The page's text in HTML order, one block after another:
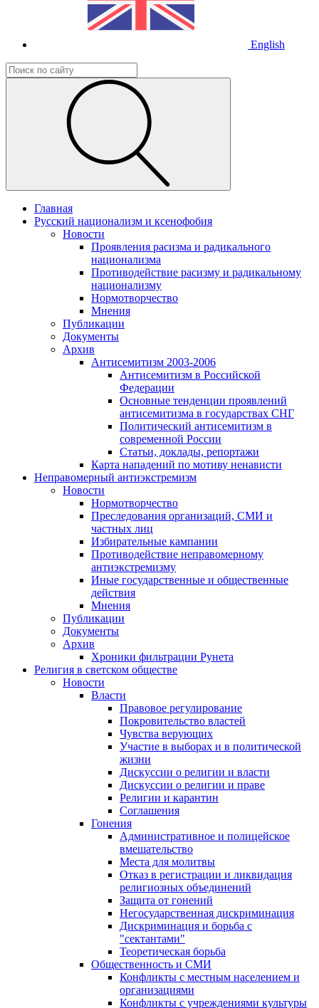
English
Главная
Русский национализм и ксенофобия
Новости
Проявления расизма и радикального
национализма
Противодействие расизму и радикальному
национализму
Нормотворчество
Мнения
Публикации
Документы
Архив
Антисемитизм 2003-2006
Антисемитизм в Российской
Федерации
Основные тенденции проявлений
антисемитизма в государствах СНГ
Политический антисемитизм в
современной России
Статьи, доклады, репортажи
Карта нападений по мотиву ненависти
Неправомерный антиэкстремизм
Новости
Нормотворчество
Преследования организаций, СМИ и
частных лиц
Избирательные кампании
Противодействие неправомерному
антиэкстремизму
Иные государственные и общественные
действия
Мнения
Публикации
Документы
Архив
Хроники фильтрации Рунета
Религия в светском обществе
Новости
Власти
Правовое регулирование
Покровительство властей
Чувства верующих
Участие в выборах и в политической
жизни
Дискуссии о религии и власти
Дискуссии о религии и праве
Религии и карантин
Соглашения
Гонения
Административное и полицейское
вмешательство
Места для молитвы
Отказ в регистрации и ликвидация
религиозных объединений
Защита от гонений
Негосударственная дискриминация
Дискриминация и борьба с
"сектантами"
Теоретическая борьба
Общественность и СМИ
Конфликты с местным населением и
организациями
Конфликты с учреждениями культуры